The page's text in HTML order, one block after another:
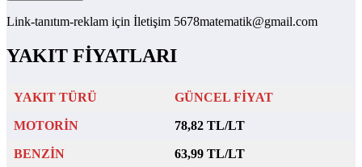
Link-tanıtım-reklam için İletişim 5678matematik@gmail.com
YAKIT FİYATLARI
YAKIT TÜRÜ GÜNCEL FİYAT
MOTORİN 78,82 TL/LT
BENZİN 63,99 TL/LT